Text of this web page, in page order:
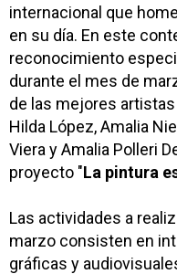
internacional que
en su día. En este
reconocimiento
durante el mes de
de las mejores
Hilda López, Amalia
Viera y Amalia Polleri
proyecto "La pintura
Las actividades a
marzo consisten en
gráficas y